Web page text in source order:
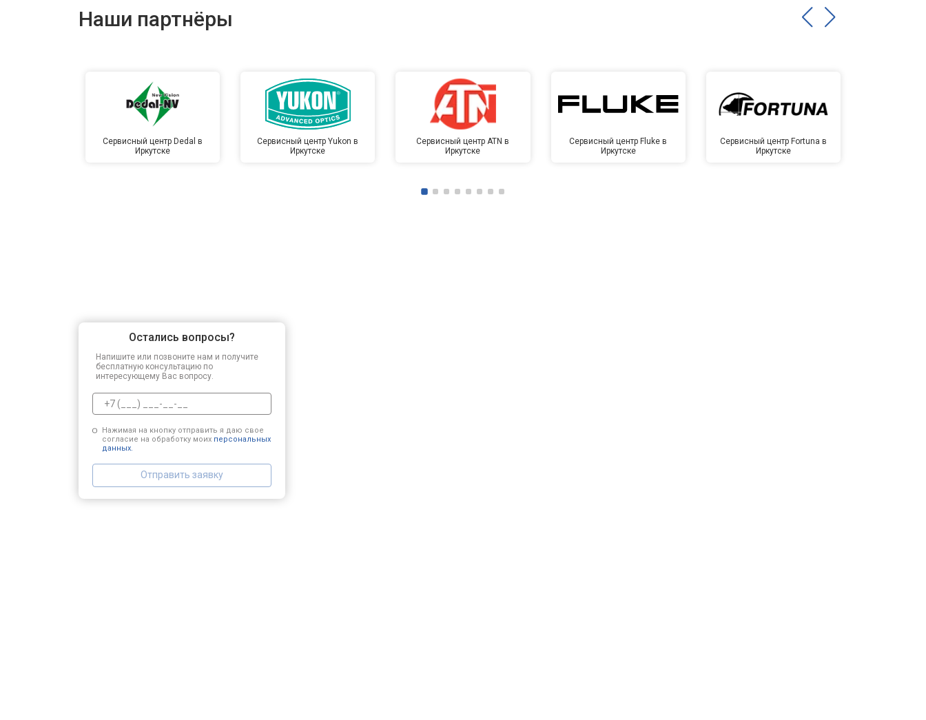
Наши партнёры
Сервисный центр Dedal в
Иркутске
Сервисный центр Yukon в
Иркутске
Сервисный центр ATN в
Иркутске
Сервисный центр Fluke в
Иркутске
Сервисный центр Fortuna в
Иркутске
Остались вопросы?
Напишите или позвоните нам и получите
бесплатную консультацию по
интересующему Вас вопросу.
Нажимая на кнопку отправить я даю свое
согласие на обработку моих персональных
данных.
Отправить заявку